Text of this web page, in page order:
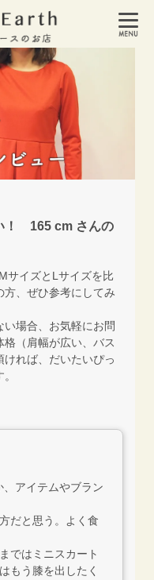
！ 165 cm さんの
サイズとLサイズを比
、ぜひ参考にしてみ
場合、お気軽にお問
（肩幅が広い、バス
ければ、だいたいぴっ
アイテムやブラン
だと思う。よく食
ではミニスカート
もう膝を出したく